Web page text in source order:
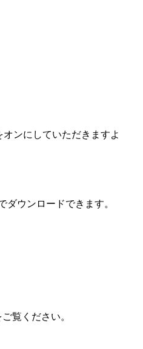
ンにしていただきますよ
ダウンロードできます。
ご覧ください。